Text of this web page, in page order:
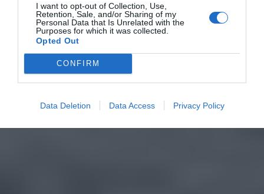
I want to opt-out of Collection, Use,
Retention, Sale, and/or Sharing of my
Personal Data that Is Unrelated with the
Purposes for which it was collected.
Opted Out
CONFIRM
Data Deletion Data Access Privacy Policy